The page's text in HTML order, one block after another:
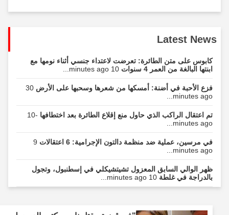
Latest News
كابوس على متن الطائرة: تعرضت لاعتداء جنسي أثناء نومها مع
ابنتها البالغة من العمر 4 سنوات
10 minutes ago...
فزع الأحبة في أضنة: أمسكها من شعرها وسحبها على الأرض30
minutes ago...
تم اعتقال الراكب الذي حاول منع إقلاع الطائرة بعد اختطافها -10
minutes ago...
في مرسين، عملية ضد منظمة دالتون الإجرامية: 6 اعتقالات
9
minutes ago...
ظهر الوالي السابق المعزول تشيتشيكلي في إسطنبول، وتجول
بالدراجة في غلطة10 minutes ago...